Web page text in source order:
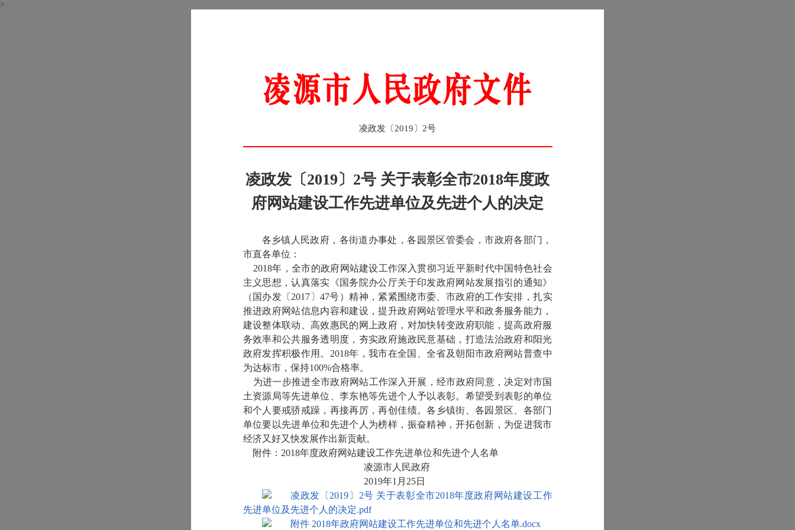
>
凌政发〔2019〕2号
凌政发〔2019〕2号 关于表彰全市2018年度政
府网站建设工作先进单位及先进个人的决定
各乡镇人民政府，各街道办事处，各园景区管委会，市政府各部门，
市直各单位：
2018年，全市的政府网站建设工作深入贯彻习近平新时代中国特色社会
主义思想，认真落实《国务院办公厅关于印发政府网站发展指引的通知》
（国办发〔2017〕47号）精神，紧紧围绕市委、市政府的工作安排，扎实
推进政府网站信息内容和建设，提升政府网站管理水平和政务服务能力，
建设整体联动、高效惠民的网上政府，对加快转变政府职能，提高政府服
务效率和公共服务透明度，夯实政府施政民意基础，打造法治政府和阳光
政府发挥积极作用。2018年，我市在全国、全省及朝阳市政府网站普查中
为达标市，保持100%合格率。
为进一步推进全市政府网站工作深入开展，经市政府同意，决定对市国
土资源局等先进单位、李东艳等先进个人予以表彰。希望受到表彰的单位
和个人要戒骄戒躁，再接再厉，再创佳绩。各乡镇街、各园景区、各部门
单位要以先进单位和先进个人为榜样，振奋精神，开拓创新，为促进我市
经济又好又快发展作出新贡献。
附件：2018年度政府网站建设工作先进单位和先进个人名单
凌源市人民政府
2019年1月25日
凌政发〔2019〕2号 关于表彰全市2018年度政府网站建设工作
先进单位及先进个人的决定.pdf
附件 2018年政府网站建设工作先进单位和先进个人名单.docx